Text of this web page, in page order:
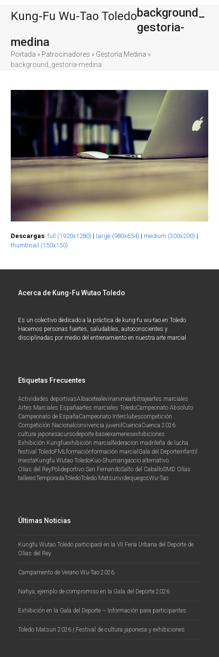
Kung-Fu Wu-Tao Toledo
Open
mobile
menu
Close
mobile
menu
background_
gestoria-
medina
Portada » Patrocinadores » Gestoría Medina »
background_gestoria-medina
Descargas:full (1920x1280) | large (980x654) | medium (300x200) |
thumbnail (150x150)
Acerca de Kung-Fu Wutao Toledo
Es un colectivo dedicado a la práctica de kung-fu wu-tao en Toledo.
Hacemos personas fuertes, saludables, autoconscientes y
disciplinadas por medio del entrenamiento en nuestra arte marcial
Etiquetas Frecuentes
Actividades deportivasAlbacetealevínanimearbitrajeartes marciales
Artes Marciales Españaartes marciales ToledoCampeonato Absoluto
Campeonato de EspañaCampeonato Interclubescompetición
Competición Nacionalconvivencia juvenil CuencaCuenca 2026
cultura japonesacursodeporte baseexamenesexhibiciones
Exhibición Kungfuexhibición marcialfederacion madrileña de lucha
festival ToledoFMLformaciónformación marcial Gala del Deporteinfantil
IniestaKungfu Wutao ToledoKuo-Shumangaocio alternativo
Olías del ReyPolideportivo San FernandoSalto del CaballoSMD Olías
talleresTemporadaToledoToledo MatsurivideojuegosWu-Tao
Últimas Noticias
Kungfu Wutao Toledo participará en la VII Feria Urbana del Deporte de
Olías del Rey
Campamento de Verano Wu-Tao 2026
Nahya, ejemplo de compromiso en la Gala del Deporte 2026
Exhibición en la Gala del Deporte – Información para participantes
Toledo Matsuri 2026 | Festival de cultura japonesa y exhibiciones